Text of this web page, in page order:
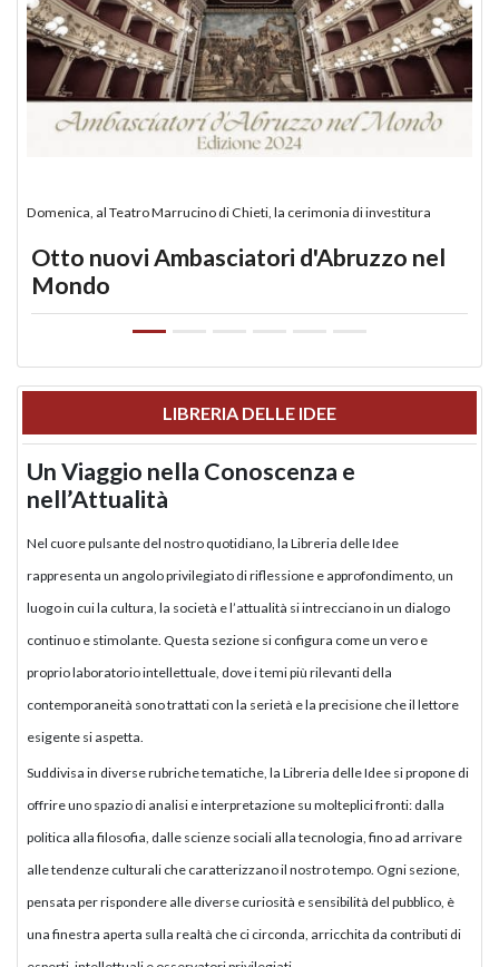
Domenica, al Teatro Marrucino di Chieti, la cerimonia di investitura
Otto nuovi Ambasciatori d'Abruzzo nel
Mondo
LIBRERIA DELLE IDEE
Un Viaggio nella Conoscenza e
nell’Attualità
Nel cuore pulsante del nostro quotidiano, la Libreria delle Idee
rappresenta un angolo privilegiato di riflessione e approfondimento, un
luogo in cui la cultura, la società e l’attualità si intrecciano in un dialogo
continuo e stimolante. Questa sezione si configura come un vero e
proprio laboratorio intellettuale, dove i temi più rilevanti della
contemporaneità sono trattati con la serietà e la precisione che il lettore
esigente si aspetta.
Suddivisa in diverse rubriche tematiche, la Libreria delle Idee si propone di
offrire uno spazio di analisi e interpretazione su molteplici fronti: dalla
politica alla filosofia, dalle scienze sociali alla tecnologia, fino ad arrivare
alle tendenze culturali che caratterizzano il nostro tempo. Ogni sezione,
pensata per rispondere alle diverse curiosità e sensibilità del pubblico, è
una finestra aperta sulla realtà che ci circonda, arricchita da contributi di